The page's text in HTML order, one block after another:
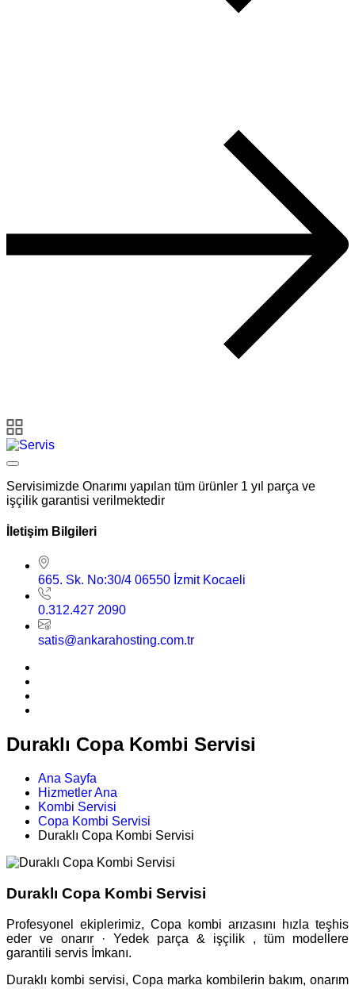
Servisimizde Onarımı yapılan tüm ürünler 1 yıl parça ve
işçilik garantisi verilmektedir
İletişim Bilgileri
665. Sk. No:30/4 06550 İzmit Kocaeli
0.312.427 2090
satis@ankarahosting.com.tr
Duraklı Copa Kombi Servisi
Ana Sayfa
Hizmetler Ana
Kombi Servisi
Copa Kombi Servisi
Duraklı Copa Kombi Servisi
Duraklı Copa Kombi Servisi
Profesyonel ekiplerimiz, Copa kombi arızasını hızla teşhis
eder ve onarır · Yedek parça & işçilik , tüm modellere
garantili servis İmkanı.
Duraklı kombi servisi, Copa marka kombilerin bakım, onarım